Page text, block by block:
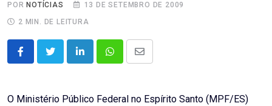
POR NOTÍCIAS
13 DE SETEMBRO DE 2009
2 MIN. DE LEITURA
LinkedInWhatsappShare
Email
O Ministério Público Federal no Espírito Santo (MPF/ES)